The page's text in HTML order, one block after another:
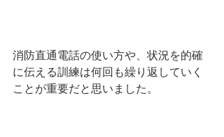
消防直通電話の使い方や、状況を的確
に伝える訓練は何回も繰り返していく
ことが重要だと思いました。